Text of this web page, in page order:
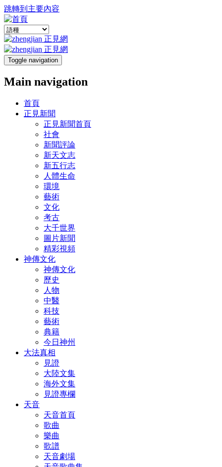
跳轉到主要內容
Toggle navigation
Main navigation
首頁
正見新聞
正見新聞首頁
社會
新聞評論
新天文志
新五行志
人體生命
環境
藝術
文化
考古
大千世界
圖片新聞
精彩視頻
神傳文化
神傳文化
歷史
人物
中醫
科技
藝術
典籍
今日神州
大法真相
見證
大陸文集
海外文集
見證專欄
天音
天音首頁
歌曲
樂曲
歌譜
天音劇場